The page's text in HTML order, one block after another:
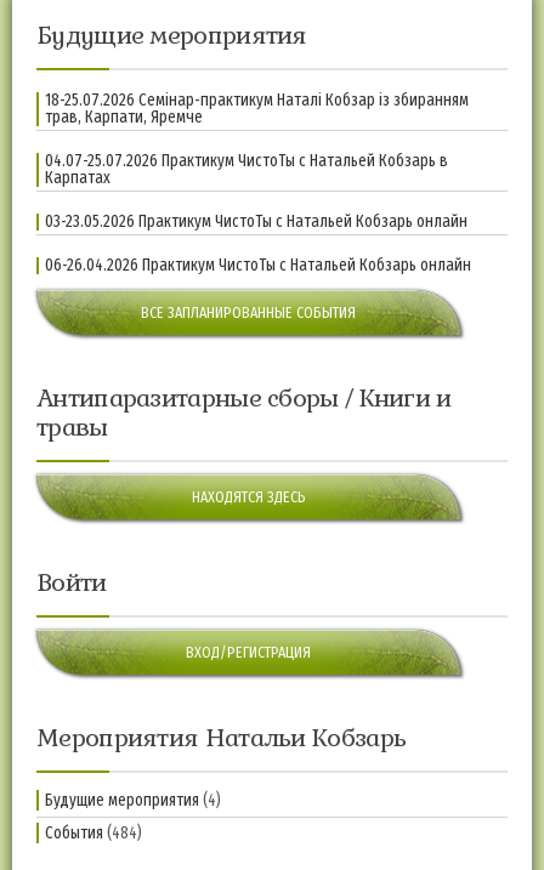
Будущие мероприятия
18-25.07.2026 Семінар-практикум Наталі Кобзар із збиранням
трав, Карпати, Яремче
04.07-25.07.2026 Практикум ЧистоТы с Натальей Кобзарь в
Карпатах
03-23.05.2026 Практикум ЧистоТы с Натальей Кобзарь онлайн
06-26.04.2026 Практикум ЧистоТы с Натальей Кобзарь онлайн
ВСЕ ЗАПЛАНИРОВАННЫЕ СОБЫТИЯ
Антипаразитарные сборы / Книги и
травы
НАХОДЯТСЯ ЗДЕСЬ
Войти
ВХОД/РЕГИСТРАЦИЯ
Мероприятия Натальи Кобзарь
Будущие мероприятия (4)
События (484)